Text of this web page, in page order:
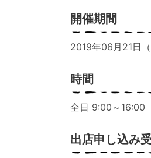
開催期間
2019年06月21日
時間
全日 9:00～16:00
出店申し込み